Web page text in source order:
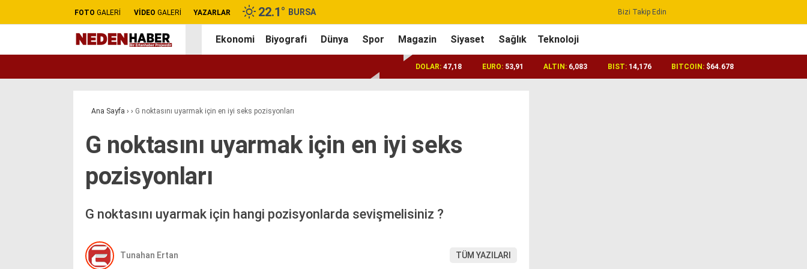
FOTO GALERİ VİDEO GALERİ YAZARLAR 22.1° BURSA Bizi Takip Edin
Ekonomi Biyografi Dünya Spor Magazin Siyaset Sağlık Teknoloji
DOLAR: 47,18 EURO: 53,91 ALTIN: 6,083 BIST: 14,176 BITCOIN: $64.678
Ana Sayfa › › G noktasını uyarmak için en iyi seks pozisyonları
G noktasını uyarmak için en iyi seks
pozisyonları
G noktasını uyarmak için hangi pozisyonlarda sevişmelisiniz ?
Tunahan Ertan TÜM YAZILARI